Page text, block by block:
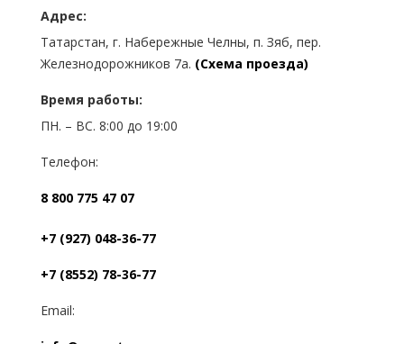
Адрес:
Татарстан, г. Набережные Челны, п. Зяб, пер.
Железнодорожников 7а. (Схема проезда)
Время работы:
ПН. – ВС. 8:00 до 19:00
Телефон:
8 800 775 47 07
+7 (927) 048-36-77
+7 (8552) 78-36-77
Email: